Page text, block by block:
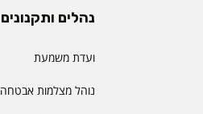
נהלים ותקנונים
ועדת משמעת
נוהל מצלמות אבטחה